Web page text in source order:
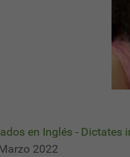
en Inglés - Dictates
2022